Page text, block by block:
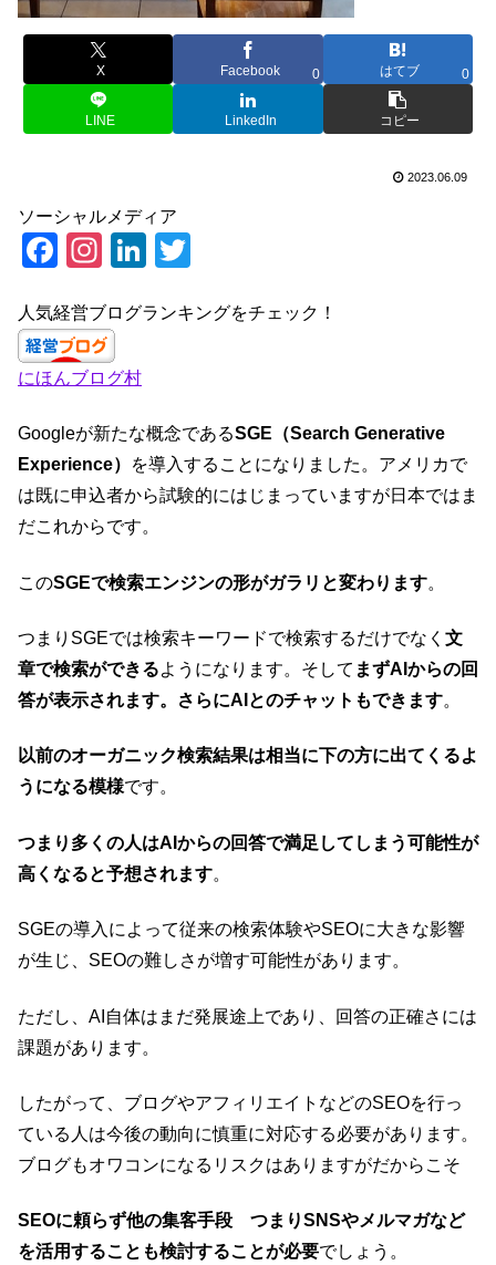
X Facebook 0 はてブ 0
LINE LinkedIn コピー
2023.06.09
ソーシャルメディア
F
c
e
b
o
o
k
In
a
gr
a
m
Li
k
n
tt
人気経営ブログランキングをチェック！
にほんブログ村
Googleが新たな概念であるSGE（Search Generative
Experience）
を導入することになりました。アメリカで
は既に申込者から試験的にはじまっていますが日本ではま
だこれからです。
このSGEで検索エンジンの形がガラリと変わります。
つまりSGEでは検索キーワードで検索するだけでなく 文
章で検索ができるようになります。そして まずAIからの回
答が表示されます。さらにAIとのチャットもできます。
以前のオーガニック検索結果は相当に下の方に出てくるよ
うになる模様です。
つまり多くの人はAIからの回答で満足してしまう可能性が
高くなると予想されます。
SGEの導入によって従来の検索体験やSEOに大きな影響
が生じ、SEOの難しさが増す可能性があります。
ただし、AI自体はまだ発展途上であり、回答の正確さには
課題があります。
したがって、ブログやアフィリエイトなどのSEOを行っ
ている人は今後の動向に慎重に対応する必要があります。
ブログもオワコンになるリスクはありますがだからこそ
SEOに頼らず他の集客手段 つまりSNSやメルマガなど
を活用することも検討することが必要でしょう。